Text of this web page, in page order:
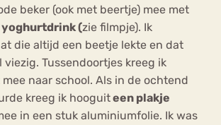
beker (ook met beertje) mee met
yoghurtdrink (zie filmpje). Ik
die altijd een beetje lekte en dat
viezig. Tussendoortjes kreeg ik
naar school. Als in de ochtend
kreeg ik hooguiteen plakje
in een stuk aluminiumfolie. Ik was